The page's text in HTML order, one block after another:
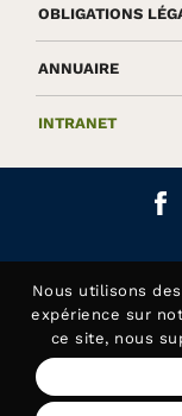
OBLIGATIONS
ANNUAIRE
INTRANET
Handicap
Nous utilisons des
expérience sur
ce site, nous